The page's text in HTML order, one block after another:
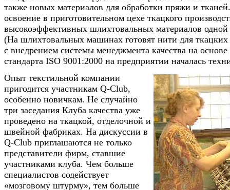
также новых материалов для обработки пряжи и
освоение в приготовительном цехе ткацкого
высокоэффективных шлихтовальных материалов
(На шлихтовальных машинах готовят нити для
с внедрением системы менеджмента качества на
стандарта ISO 9001:2000 на предприятии началась
Опыт текстильной компании
пригодится участникам Q-Club,
особенно новичкам. Не случайно
три заседания Клуба качества уже
проведено на ткацкой, отделочной и
швейной фабриках. На дискуссии в
Q-Club приглашаются не только
представители фирм, ставшие
участниками клуба. Чем больше
специалистов содействует
«мозговому штурму», тем больше